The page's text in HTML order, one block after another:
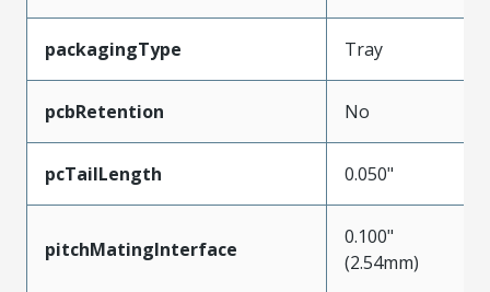
packagingType Tray
pcbRetention No
pcTailLength 0.050"
pitchMatingInterface
0.100"
(2.54mm)